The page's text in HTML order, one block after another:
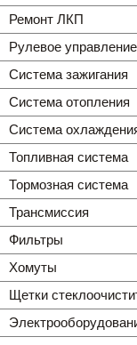
Ремонт ЛКП
Рулевое управление
Система зажигания
Система отопления
Система
Топливная система
Тормозная система
Трансмиссия
Фильтры
Хомуты
Щетки